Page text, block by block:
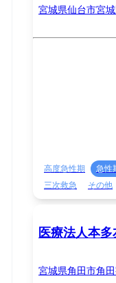
宮城県仙台市宮
高度急性期 急性
三次救急
その他
医療法人本
宮城県角田市角